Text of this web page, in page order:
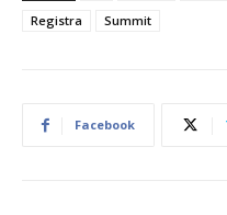
Registra
Summit
Facebook